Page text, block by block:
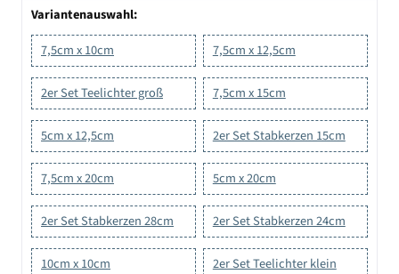
Variantenauswahl:
7,5cm x 10cm
7,5cm x 12,5cm
2er Set Teelichter groß 7,5cm x 15cm
5cm x 12,5cm 2er Set Stabkerzen 15cm
7,5cm x 20cm 5cm x 20cm
2er Set Stabkerzen 28cm 2er Set Stabkerzen 24cm
10cm x 10cm 2er Set Teelichter klein